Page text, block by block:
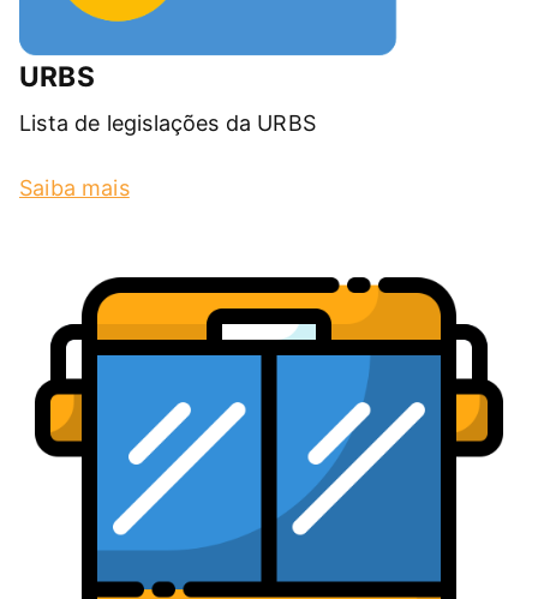
URBS
Lista de legislações da URBS
Saiba mais